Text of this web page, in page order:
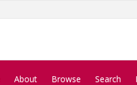
About Browse Search